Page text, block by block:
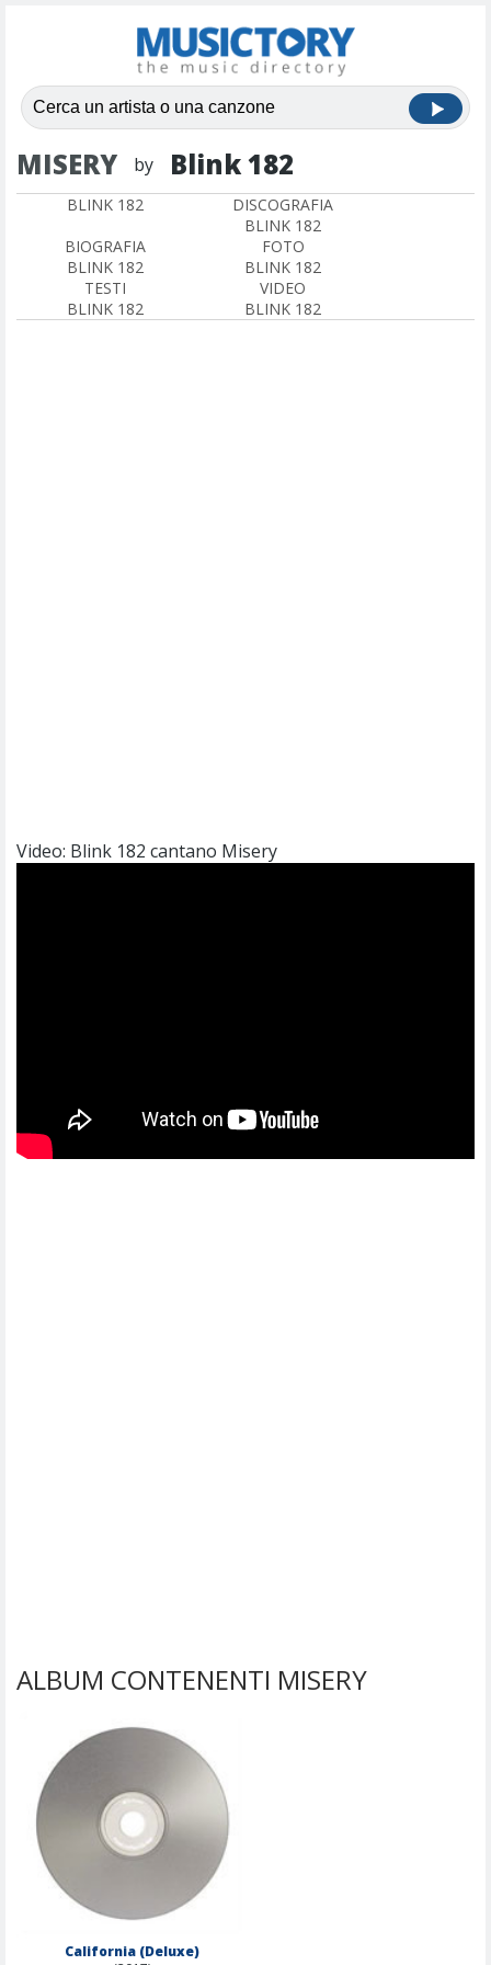
MISERY by Blink 182
BLINK 182
DISCOGRAFIA
BLINK 182
BIOGRAFIA
BLINK 182
FOTO
BLINK 182
TESTI
BLINK 182
VIDEO
BLINK 182
Video: Blink 182 cantano Misery
ALBUM CONTENENTI MISERY
California (Deluxe)